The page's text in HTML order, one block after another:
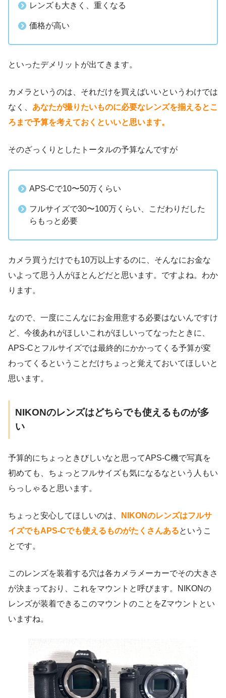
レンズも大きく、重くなる
価格が高い
といったデメリットが出てきます。
カメラというのは、それだけを買えばいいというわけでは
なく、 あなたが撮りたいものに必要なレンズを揃えるとこ
ろまで予算を考えておくといいと思います。
そのざっくりとしたトータルの予算なんですが
APS-Cで10〜50万くらい
フルサイズで30〜100万くらい、こだわりだした
らもっと必要
カメラ買うだけでも10万以上するのに、そんなにお金な
いよって思う人がほとんどだと思います。ですよね。わか
ります。
なので、一度にこんなにお金用意する必要はないんですけ
ど、今後あれがほしいこれがほしいってなったときに、
APS-Cとフルサイズでは最終的にかかってくる予算が変
わってくるということだけちょっと覚えておいてほしいと
思います。
NIKONのレンズはどちらでも使えるものが多
い
予算的にちょっときびしいなと思ってAPS-C機で写真を
初めても、ちょっとフルサイズも気になるなという人もい
らっしゃると思います。
ちょっと安心してほしいのは、
NIKONのレンズはフルサ
イズでもAPS-Cでも使えるものがたくさんあるというこ
とです。
このレンズを装着する穴は各カメラメーカーでその大きさ
が決まっており、これをマウントと呼びます。NIKONの
レンズが装着できるこのマウントのことをZマウントとい
いますね。